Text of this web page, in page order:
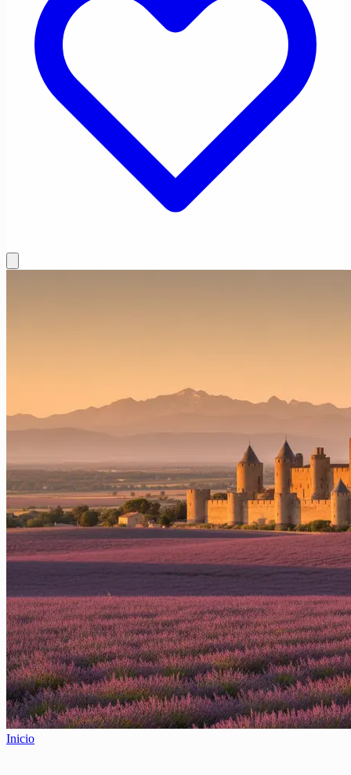
Inicio